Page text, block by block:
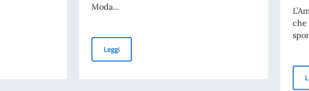
Borse di studio in Design, Moda e Business
Moda...
LeggiDomus Academy Milano – Borse di studio in Design, Moda e
che